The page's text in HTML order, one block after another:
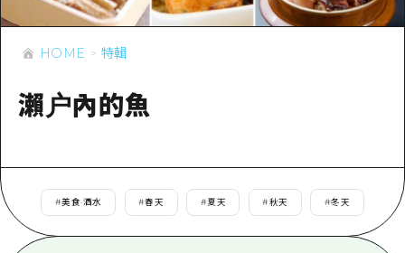
推薦
藝術
美食·酒水
購物
列表
Dive! Hiroshima 官方向導
廣島隨意旅行
安芸
答對了
景點
廣島市內
答對了
美北
有用的信息
列表
HOME
HOME 特輯
瀨户內的魚
#美食·酒水 #春天 #夏天 #秋天 #冬天